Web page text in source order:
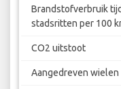
Brandstofverbruik
stadsritten per 100
CO2 uitstoot
Aangedreven wielen